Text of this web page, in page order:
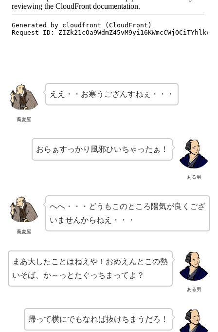
蕎麦屋
ええ・・お寒うござんすねぇ・・・
ある男
おらぁすっかり風邪ひいちゃったぁ！
蕎麦屋
へへ・・・どうもこのところ陽気が良くござ
いませんからねえ・・・
ある男
まあ大したことはねえや！おめえんとこの熱
いそば、か～っとたぐっちまってよ？
帰って横にでもなれば抜けちまうだろ！